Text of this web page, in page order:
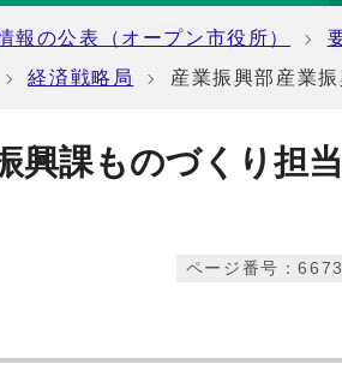
報の公表（オープン市役所）
経済戦略局 産業振興部産業
興課ものづくり担
ページ番号：